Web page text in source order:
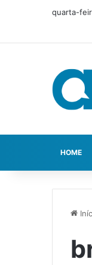
quarta-
HOME